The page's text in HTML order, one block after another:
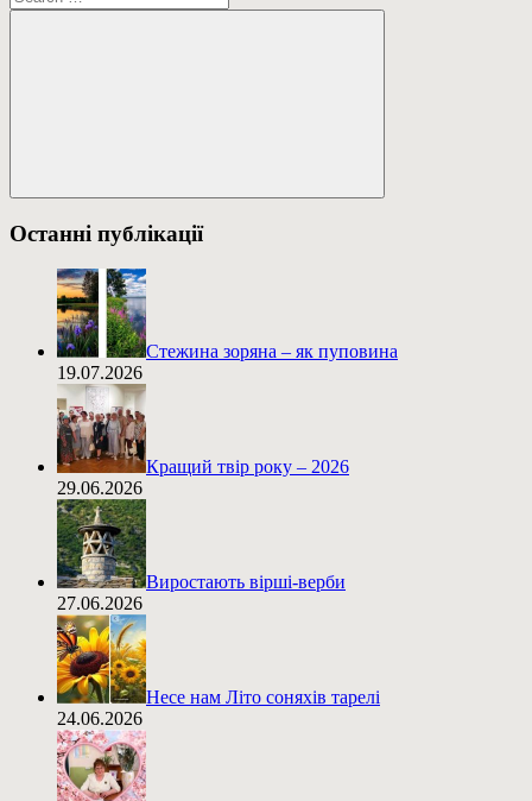
Пошук
Останні публікації
Стежина зоряна – як пуповина
19.07.2026
Кращий твір року – 2026
29.06.2026
Виростають вірші-верби
27.06.2026
Несе нам Літо соняхів тарелі
24.06.2026